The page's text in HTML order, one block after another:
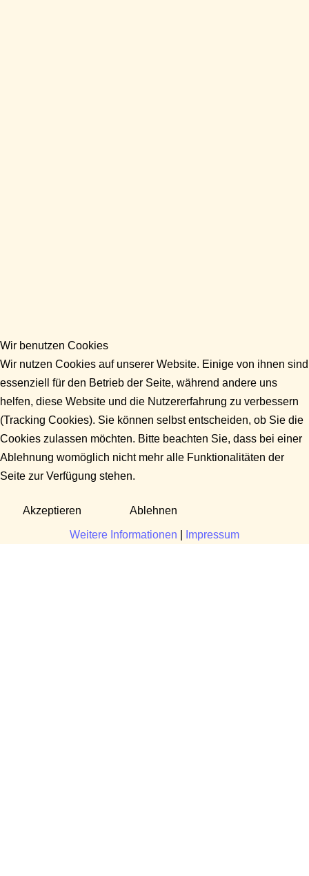
Wir benutzen Cookies
Wir nutzen Cookies auf unserer Website. Einige von ihnen sind
essenziell für den Betrieb der Seite, während andere uns
helfen, diese Website und die Nutzererfahrung zu verbessern
(Tracking Cookies). Sie können selbst entscheiden, ob Sie die
Cookies zulassen möchten. Bitte beachten Sie, dass bei einer
Ablehnung womöglich nicht mehr alle Funktionalitäten der
Seite zur Verfügung stehen.
Akzeptieren Ablehnen
Weitere Informationen Impressum